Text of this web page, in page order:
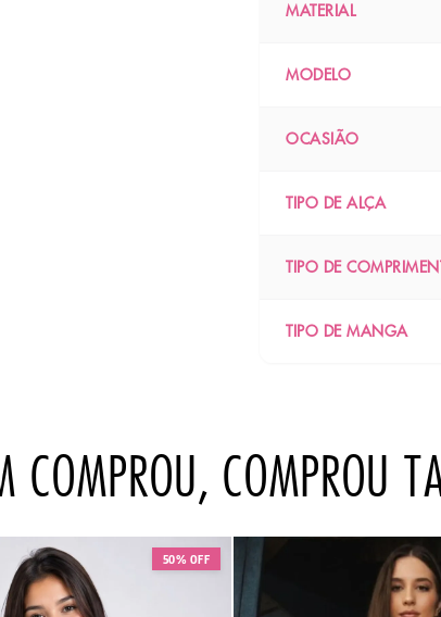
MATERIAL
MODELO
OCASIÃO
TIPO DE ALÇA
TIPO DE
TIPO DE MANGA
COMPROU, COMPROU
50% OFF